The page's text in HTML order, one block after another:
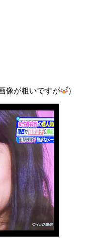
像が粗いですが ）